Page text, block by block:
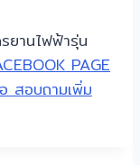
ยานไฟฟ้ารุ่น
PAGE
สอบถามเพิ่ม